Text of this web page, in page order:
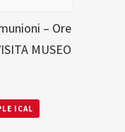
– Ore
MUSEO
ICAL